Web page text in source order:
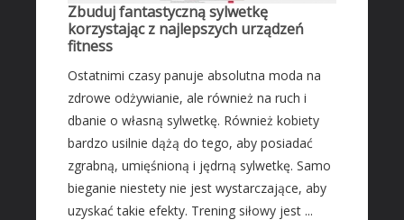
Agencje Reklamowe
Materiały Reklamowe
Inne Agencje
AKTYWNOŚĆ FIZYCZNA
Imprezy Integracyjne
PRZEMYSŁ
Informatyczne
Zbuduj fantastyczną sylwetkę
korzystając z najlepszych urządzeń
fitness
Ostatnimi czasy panuje absolutna moda na
zdrowe odżywianie, ale również na ruch i
dbanie o własną sylwetkę. Również kobiety
bardzo usilnie dążą do tego, aby posiadać
zgrabną, umięśnioną i jędrną sylwetkę. Samo
bieganie niestety nie jest wystarczające, aby
uzyskać takie efekty. Trening siłowy jest ...